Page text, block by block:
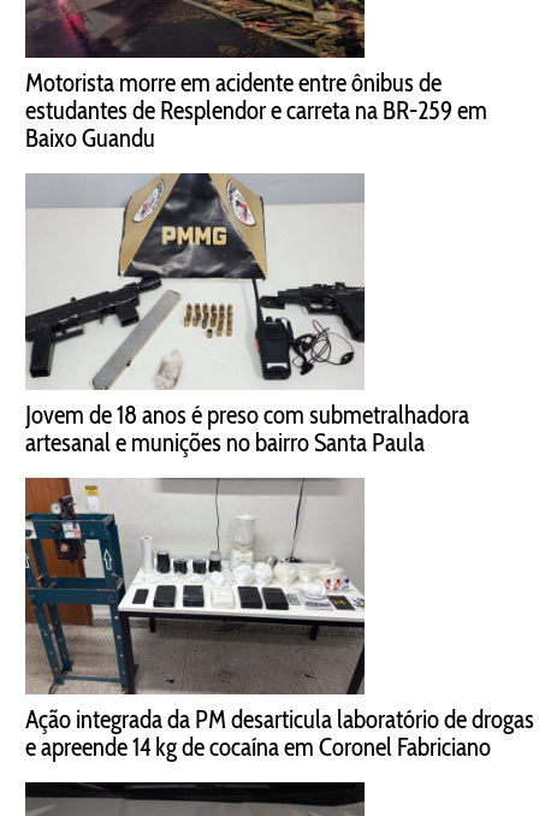
Motorista morre em acidente entre ônibus de
estudantes de Resplendor e carreta na BR-259 em
Baixo Guandu
Jovem de 18 anos é preso com submetralhadora
artesanal e munições no bairro Santa Paula
Ação integrada da PM desarticula laboratório de drogas
e apreende 14 kg de cocaína em Coronel Fabriciano